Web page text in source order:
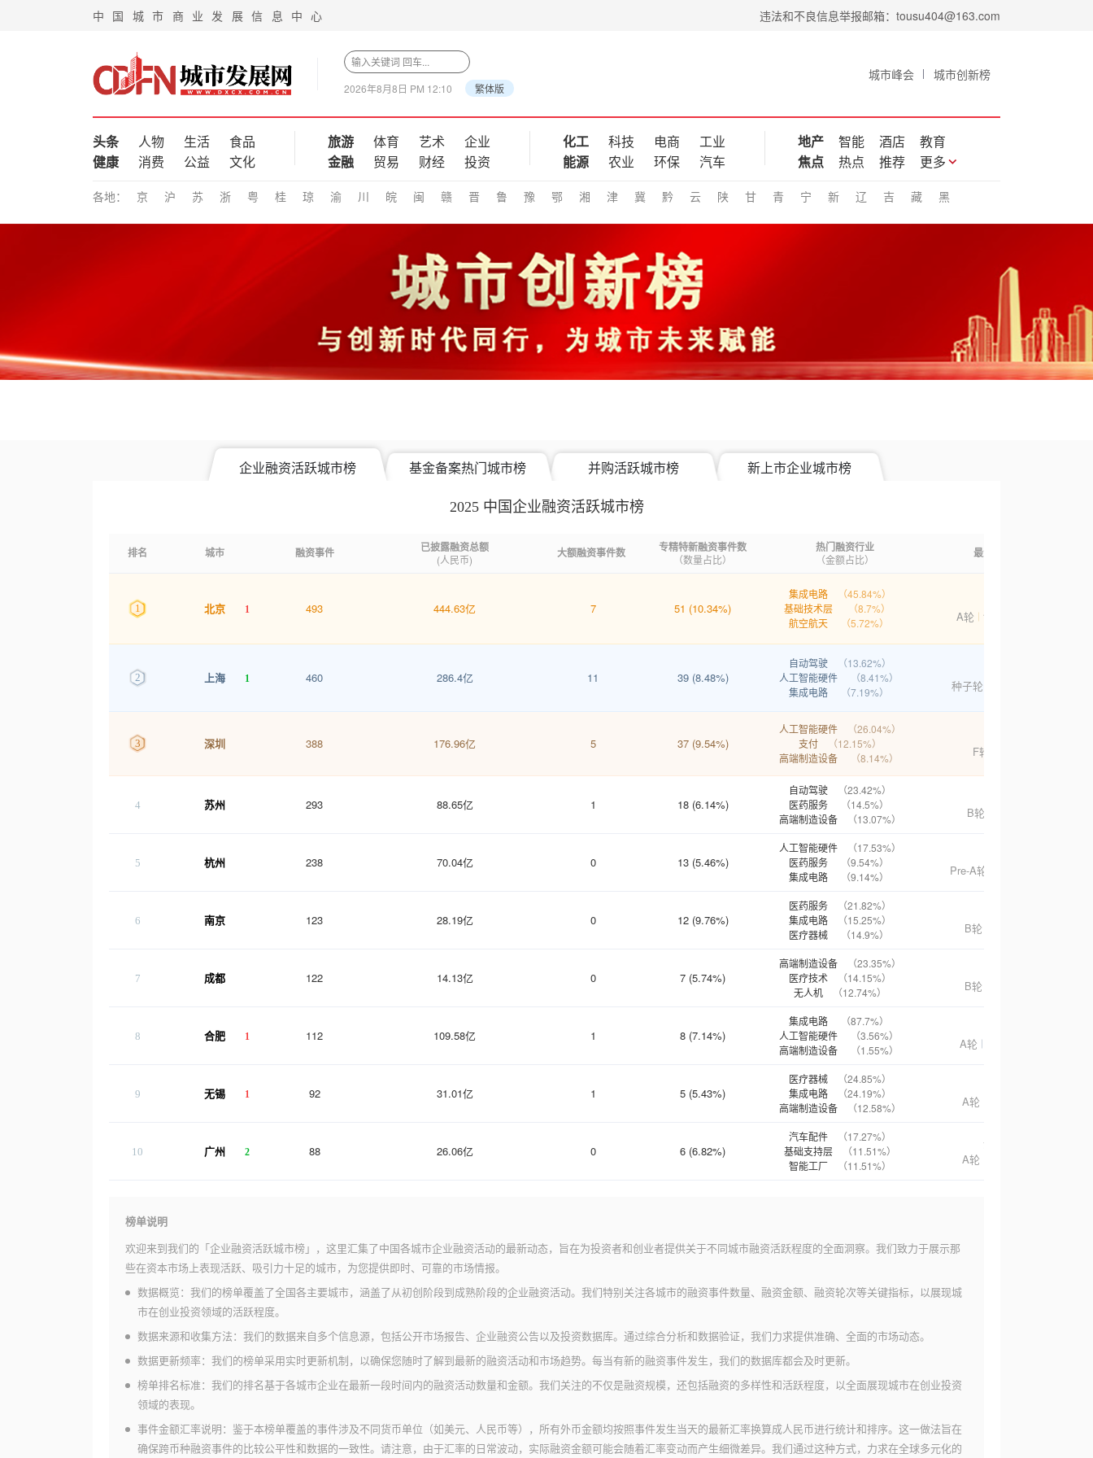
中 国 城 市 商 业 发 展 信 息 中 心 违法和不良信息举报邮箱：tousu404@163.com
2026年8月8日 PM 12:10 繁体版
城市峰会 城市创新榜
头条 人物 生活
食品
健康
消费 公益 文化
旅游 体育 艺术
企业
金融
贸易 财经 投资
化工 科技 电商
工业
能源
农业 环保 汽车
地产 智能 酒店
教育
焦点
热点 推荐 更多
各地： 京 沪 苏 浙 粤 桂 琼 渝 川 皖 闽 赣 晋 鲁 豫 鄂 湘 津 冀 黔 云 陕 甘 青 宁 新 辽 吉 藏 黑
企业融资活跃城市榜 基金备案热门城市榜 并购活跃城市榜 新上市企业城市榜
2025 中国企业融资活跃城市榜
排名 城市 融资事件 已披露融资总额
(人民币) 大额融资事件数 专精特新融资事件数
（数量占比）
热门融资行业
（金额占比） 最大额融资案例
1 北京 1 493 444.63亿 7 51 (10.34%)
集成电路
（45.84%）
基础技术层
（8.7%）
航空航天
（5.72%） A轮 199.9亿人民币
2 上海 1 460 286.4亿 11 39 (8.48%)
自动驾驶
（13.62%）
人工智能硬件
（8.41%）
集成电路
（7.19%） 种子轮
3 深圳 388 176.96亿 5 37 (9.54%)
人工智能硬件
（26.04%）
支付
（12.15%）
高端制造设备
（8.14%） F轮
4 苏州 293 88.65亿 1 18 (6.14%)
自动驾驶
（23.42%）
医药服务
（14.5%）
高端制造设备
（13.07%） B轮
5 杭州 238 70.04亿 0 13 (5.46%)
人工智能硬件
（17.53%）
医药服务
（9.54%）
集成电路
（9.14%） Pre-A轮
6 南京 123 28.19亿 0 12 (9.76%)
医药服务
（21.82%）
集成电路
（15.25%）
医疗器械
（14.9%） B轮
7 成都 122 14.13亿 0 7 (5.74%)
高端制造设备
（23.35%）
医疗技术
（14.15%）
无人机
（12.74%） B轮
8 合肥 1 112 109.58亿 1 8 (7.14%)
集成电路
（87.7%）
人工智能硬件
（3.56%）
高端制造设备
（1.55%） A轮
9 无锡 1 92 31.01亿 1 5 (5.43%)
医疗器械
（24.85%）
集成电路
（24.19%）
高端制造设备
（12.58%） A轮
10 广州 2 88 26.06亿 0 6 (6.82%)
汽车配件
（17.27%）
基础支持层
（11.51%）
智能工厂
（11.51%）
海珀特科技
A轮
榜单说明
欢迎来到我们的「企业融资活跃城市榜」，这里汇集了中国各城市企业融资活动的最新动态，旨在为投资者和创业者提供关于不同城市融资活跃程度的全面洞察。我们致力于展示那
些在资本市场上表现活跃、吸引力十足的城市，为您提供即时、可靠的市场情报。
数据概览：我们的榜单覆盖了全国各主要城市，涵盖了从初创阶段到成熟阶段的企业融资活动。我们特别关注各城市的融资事件数量、融资金额、融资轮次等关键指标，以展现城
市在创业投资领域的活跃程度。
数据来源和收集方法：我们的数据来自多个信息源，包括公开市场报告、企业融资公告以及投资数据库。通过综合分析和数据验证，我们力求提供准确、全面的市场动态。
数据更新频率：我们的榜单采用实时更新机制，以确保您随时了解到最新的融资活动和市场趋势。每当有新的融资事件发生，我们的数据库都会及时更新。
榜单排名标准：我们的排名基于各城市企业在最新一段时间内的融资活动数量和金额。我们关注的不仅是融资规模，还包括融资的多样性和活跃程度，以全面展现城市在创业投资
领域的表现。
事件金额汇率说明：鉴于本榜单覆盖的事件涉及不同货币单位（如美元、人民币等），所有外币金额均按照事件发生当天的最新汇率换算成人民币进行统计和排序。这一做法旨在
确保跨币种融资事件的比较公平性和数据的一致性。请注意，由于汇率的日常波动，实际融资金额可能会随着汇率变动而产生细微差异。我们通过这种方式，力求在全球多元化的